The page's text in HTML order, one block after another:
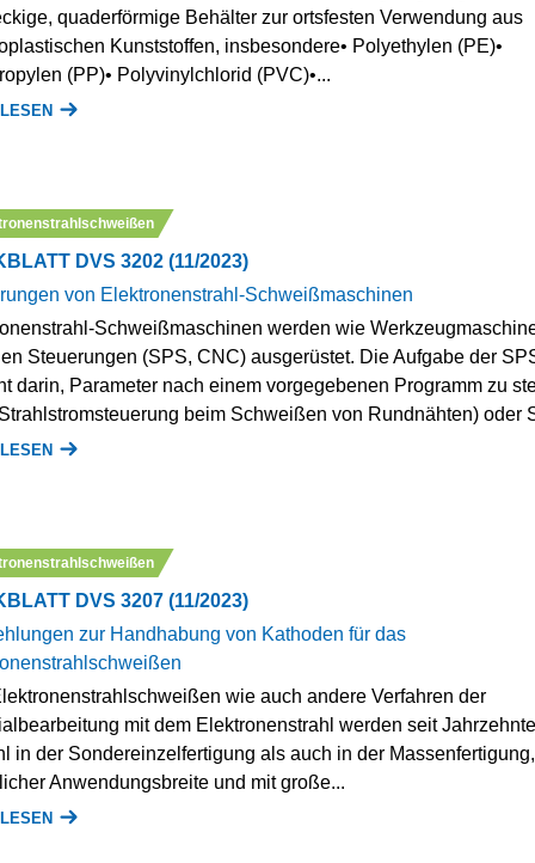
quaderförmige Behälter zur ortsfesten Verwendung aus
Kunststoffen, insbesondere• Polyethylen (PE)•
(PP)• Polyvinylchlorid (PVC)•...
DVS 3202 (11/2023)
von Elektronenstrahl-Schweißmaschinen
Schweißmaschinen werden wie
Steuerungen (SPS, CNC) ausgerüstet. Die Aufgabe der
darin, Parameter nach einem vorgegebenen Programm zu
beim Schweißen von Rundnähten) oder
DVS 3207 (11/2023)
zur Handhabung von Kathoden für das
wie auch andere Verfahren der
mit dem Elektronenstrahl werden seit
in der Sondereinzelfertigung als auch in der
Anwendungsbreite und mit große...